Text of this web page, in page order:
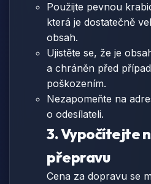
Použijte pevnou
která je dostatečně
obsah.
Ujistěte se, že je
a chráněn před
poškozením.
Nezapomeňte na
o odesílateli.
3. Vypočítejte
přepravu
Cena za dopravu se